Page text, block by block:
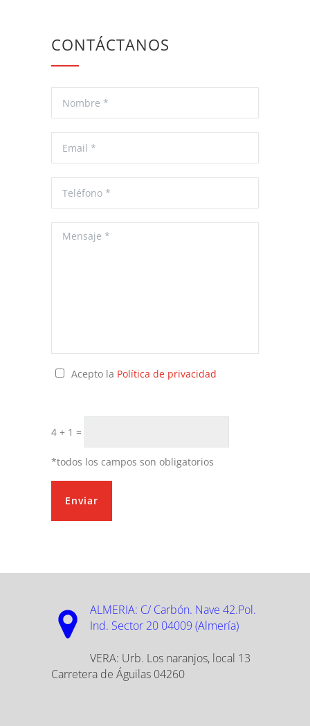
CONTÁCTANOS
Acepto la Política de privacidad
54 + 1 =
*todos los campos son obligatorios
Enviar
ALMERIA: C/ Carbón. Nave 42.Pol.
Ind. Sector 20 04009 (Almería)
VERA: Urb. Los naranjos, local 13
Carretera de Águilas 04260